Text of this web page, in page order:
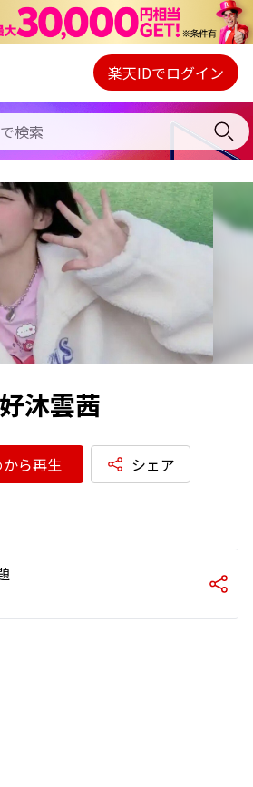
Webプレイヤー
ご契約内容の確認・変更
楽天IDでログイン
好沐雲茜
ら再生 シェア